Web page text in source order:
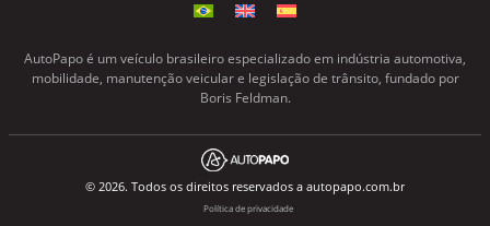
AutoPapo é um veículo brasileiro especializado em indústria automotiva,
mobilidade, manutenção veicular e legislação de trânsito, fundado por
Boris Feldman.
© 2026. Todos os direitos reservados a autopapo.com.br
Política de privacidade